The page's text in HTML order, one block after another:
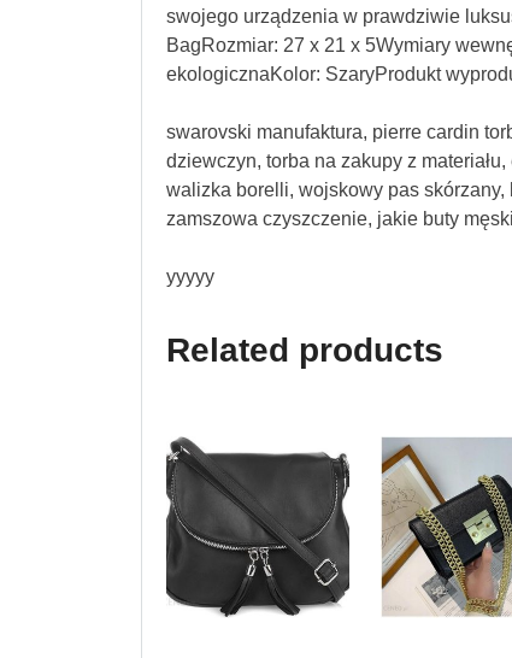
swojego urządzenia w prawdziwie
BagRozmiar: 27 x 21 x 5Wymiary
ekologicznaKolor: SzaryProdukt
swarovski manufaktura, pierre cardin
dziewczyn, torba na zakupy z
walizka borelli, wojskowy pas
zamszowa czyszczenie, jakie buty
yyyyy
Related products